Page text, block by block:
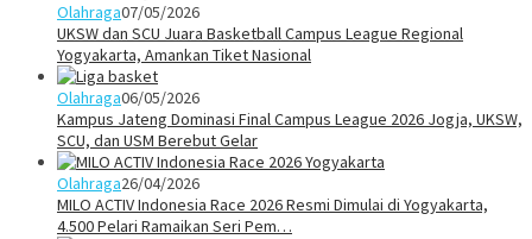
Olahraga07/05/2026
UKSW dan SCU Juara Basketball Campus League Regional
Yogyakarta, Amankan Tiket Nasional
Olahraga06/05/2026
Kampus Jateng Dominasi Final Campus League 2026 Jogja, UKSW,
SCU, dan USM Berebut Gelar
Olahraga26/04/2026
MILO ACTIV Indonesia Race 2026 Resmi Dimulai di Yogyakarta,
4.500 Pelari Ramaikan Seri Pem…